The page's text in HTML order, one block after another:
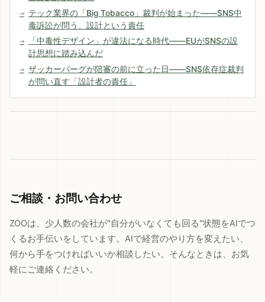
テック業界の「Big Tobacco」裁判が始まった——SNS中
毒訴訟が問う、設計という責任
「中毒性デザイン」が違法になる時代——EUがSNSの設
計思想に踏み込んだ
ザッカーバーグが陪審の前に立った日——SNS依存症裁判
が問い直す「設計者の責任」
ご相談・お問い合わせ
ZOOは、少人数の会社が"自分がいなくても回る"状態をAIでつ
くるお手伝いをしています。AIで経営のやり方を変えたい、
何から手をつければいいか相談したい。そんなときは、お気
軽にご連絡ください。